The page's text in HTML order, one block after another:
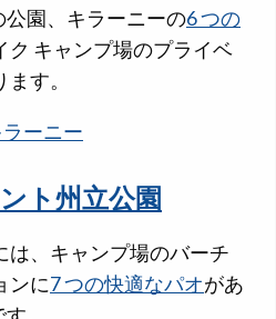
園、キラーニーの6 つの
ク キャンプ場のプライベ
す。
ーニー
ト州立公園
は、キャンプ場のバーチ
ンに7 つの快適なパオがあ
。